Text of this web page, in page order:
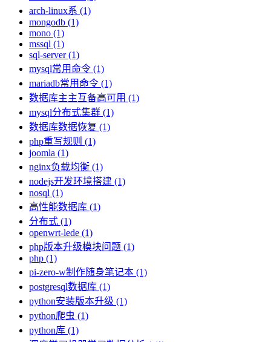
arch-linux系 (1)
mongodb (1)
mono (1)
mssql (1)
sql-server (1)
mysql常用命令 (1)
mariadb常用命令 (1)
数据库主主互备高可用 (1)
mysql分布式集群 (1)
数据库数据恢复 (1)
php重写规则 (1)
joomla (1)
nginx负载均衡 (1)
nodejs开发环境搭建 (1)
nosql (1)
高性能数据库 (1)
分布式 (1)
openwrt-lede (1)
php版本升级模块问题 (1)
php (1)
pi-zero-w制作随身笔记本 (1)
postgresql数据库 (1)
python安装版本升级 (1)
python爬虫 (1)
python库 (1)